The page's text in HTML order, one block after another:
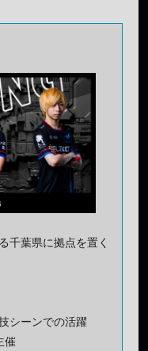
千葉県に拠点を置く
シーンでの活躍
催